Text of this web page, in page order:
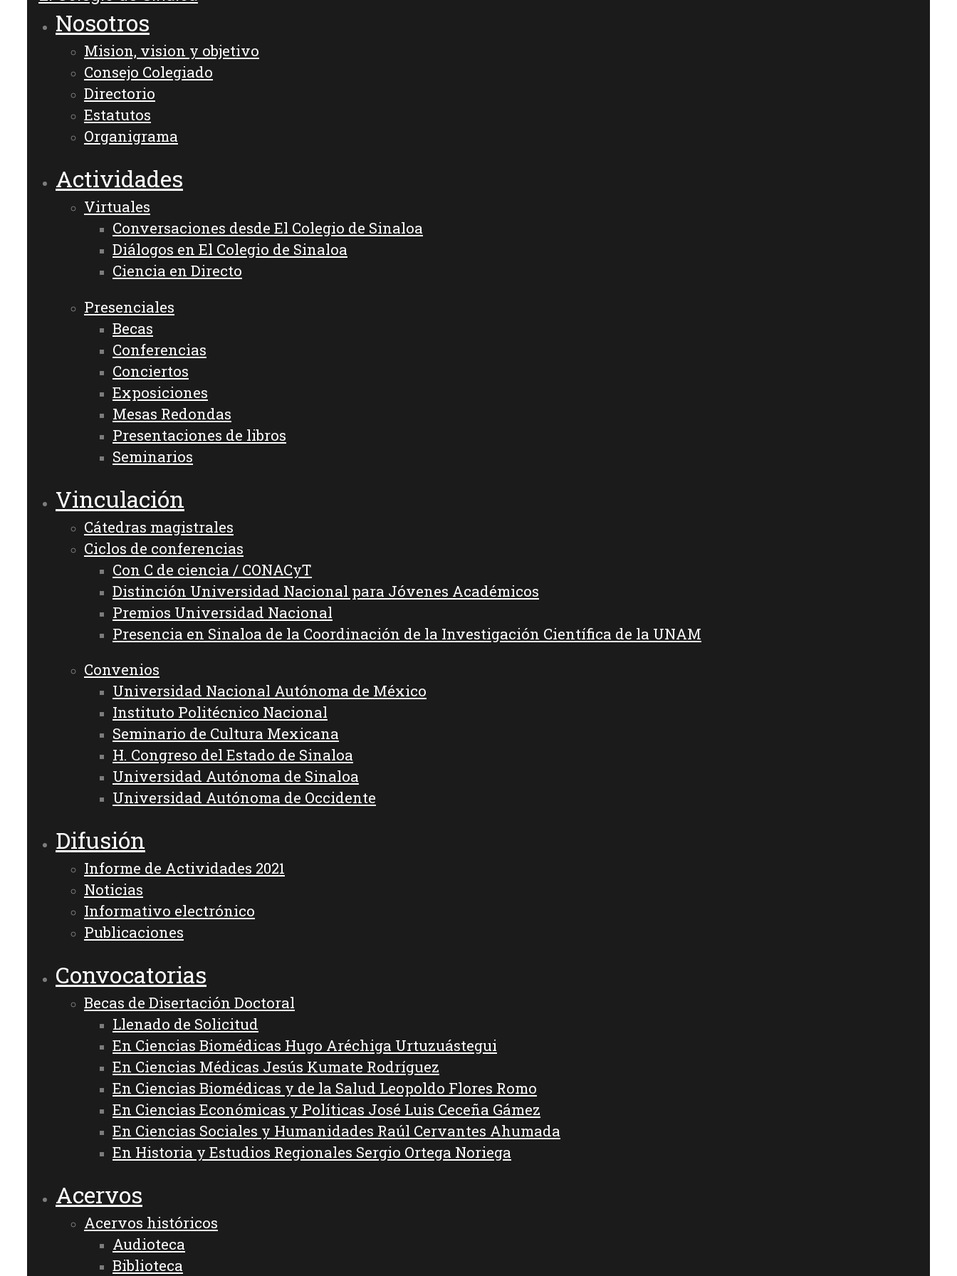
Nosotros
Mision, vision y objetivo
Consejo Colegiado
Directorio
Estatutos
Organigrama
Actividades
Virtuales
Conversaciones desde El Colegio de Sinaloa
Diálogos en El Colegio de Sinaloa
Ciencia en Directo
Presenciales
Becas
Conferencias
Conciertos
Exposiciones
Mesas Redondas
Presentaciones de libros
Seminarios
Vinculación
Cátedras magistrales
Ciclos de conferencias
Con C de ciencia / CONACyT
Distinción Universidad Nacional para Jóvenes Académicos
Premios Universidad Nacional
Presencia en Sinaloa de la Coordinación de la Investigación Científica de la UNAM
Convenios
Universidad Nacional Autónoma de México
Instituto Politécnico Nacional
Seminario de Cultura Mexicana
H. Congreso del Estado de Sinaloa
Universidad Autónoma de Sinaloa
Universidad Autónoma de Occidente
Difusión
Informe de Actividades 2021
Noticias
Informativo electrónico
Publicaciones
Convocatorias
Becas de Disertación Doctoral
Llenado de Solicitud
En Ciencias Biomédicas Hugo Aréchiga Urtuzuástegui
En Ciencias Médicas Jesús Kumate Rodríguez
En Ciencias Biomédicas y de la Salud Leopoldo Flores Romo
En Ciencias Económicas y Políticas José Luis Ceceña Gámez
En Ciencias Sociales y Humanidades Raúl Cervantes Ahumada
En Historia y Estudios Regionales Sergio Ortega Noriega
Acervos
Acervos históricos
Audioteca
Biblioteca